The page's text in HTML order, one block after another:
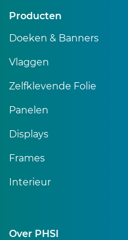
Producten
Doeken & Banners
Vlaggen
Zelfklevende Folie
Panelen
Displays
Frames
Interieur
Over PHSI